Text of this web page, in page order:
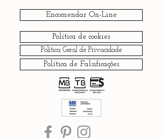
Encomendar On-Line
Política de cookies
Política Geral de Privacidade
Política de Falsificações